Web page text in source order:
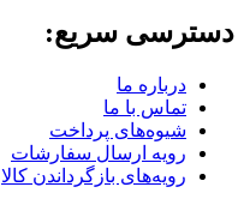
دسترسی سریع:
درباره ما
تماس با ما
شیوه‌های پرداخت
رویه ارسال سفارشات
رویه‌های بازگرداندن کالا